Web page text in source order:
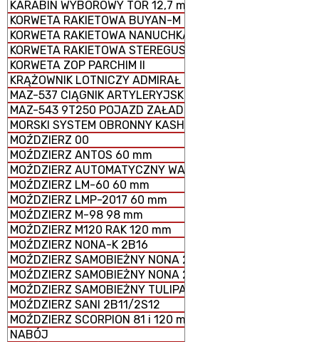
KARABIN WYBOROWY TOR 12,7 mm
KORWETA RAKIETOWA BUYAN-M
KORWETA RAKIETOWA NANUCHKA III
KORWETA RAKIETOWA STEREGUSCHIY
KORWETA ZOP PARCHIM II
KRĄŻOWNIK LOTNICZY ADMIRAŁ KUZNIECOW
MAZ-537 CIĄGNIK ARTYLERYJSKI
MAZ-543 9T250 POJAZD ZAŁADOWCZY
MORSKI SYSTEM OBRONNY KASHTAN
MOŹDZIERZ 00
MOŹDZIERZ ANTOS 60 mm
MOŹDZIERZ AUTOMATYCZNY WASILOK 2B9
MOŹDZIERZ LM-60 60 mm
MOŹDZIERZ LMP-2017 60 mm
MOŹDZIERZ M-98 98 mm
MOŹDZIERZ M120 RAK 120 mm
MOŹDZIERZ NONA-K 2B16
MOŹDZIERZ SAMOBIEŻNY NONA 2S23-SWK
MOŹDZIERZ SAMOBIEŻNY NONA 2S9
MOŹDZIERZ SAMOBIEŻNY TULIPAN 2S4
MOŹDZIERZ SANI 2B11/2S12
MOŹDZIERZ SCORPION 81 i 120 mm MODUŁOWY SYSTEM
NABÓJ